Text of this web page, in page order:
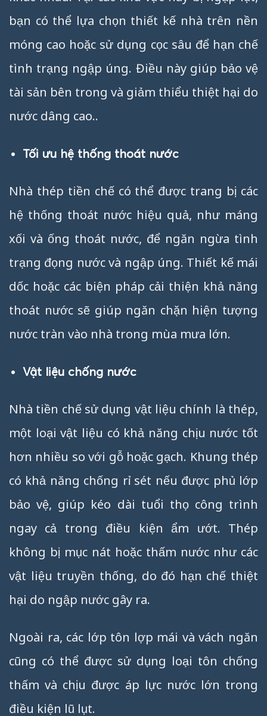
bạn có thể lựa chọn thiết kế nhà trên nền
móng cao hoặc sử dụng cọc sâu để hạn chế
tình trạng ngập úng. Điều này giúp bảo vệ
tài sản bên trong và giảm thiểu thiệt hại do
nước dâng cao..
Tối ưu hệ thống thoát nước
Nhà thép tiền chế có thể được trang bị các
hệ thống thoát nước hiệu quả, như máng
xối và ống thoát nước, để ngăn ngừa tình
trạng đọng nước và ngập úng. Thiết kế mái
dốc hoặc các biện pháp cải thiện khả năng
thoát nước sẽ giúp ngăn chặn hiện tượng
nước tràn vào nhà trong mùa mưa lớn.
Vật liệu chống nước
Nhà tiền chế sử dụng vật liệu chính là thép,
một loại vật liệu có khả năng chịu nước tốt
hơn nhiều so với gỗ hoặc gạch. Khung thép
có khả năng chống rỉ sét nếu được phủ lớp
bảo vệ, giúp kéo dài tuổi thọ công trình
ngay cả trong điều kiện ẩm ướt. Thép
không bị mục nát hoặc thấm nước như các
vật liệu truyền thống, do đó hạn chế thiệt
hại do ngập nước gây ra.
Ngoài ra, các lớp tôn lợp mái và vách ngăn
cũng có thể được sử dụng loại tôn chống
thấm và chịu được áp lực nước lớn trong
điều kiện lũ lụt.